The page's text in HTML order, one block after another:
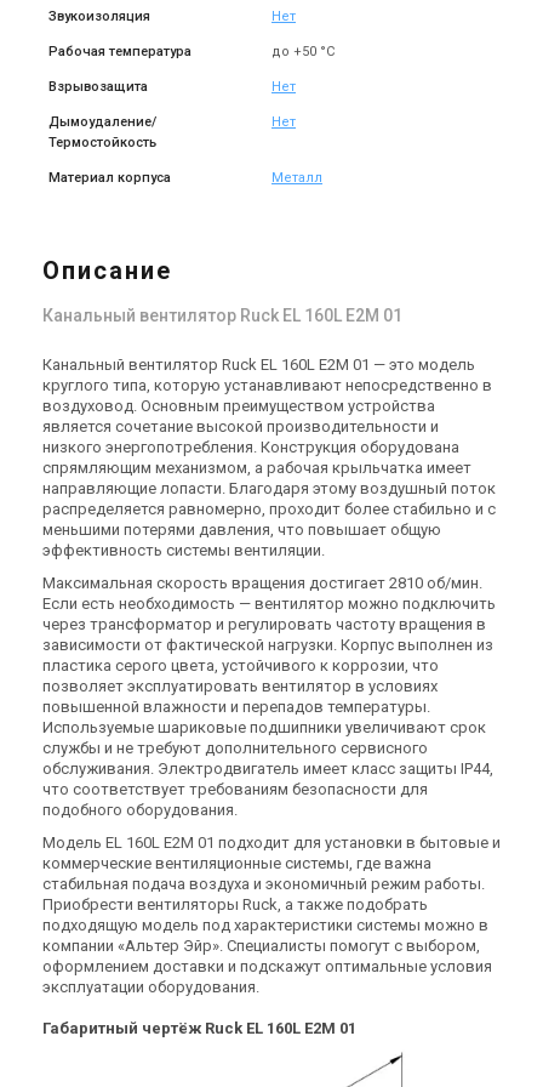
Купить
EL 450 EC 01
120 567 грн 147 032 грн 149 701 грн 182 562 грн
Нет в наличии Оставить отзыв
Германия
EL 560 EC 01
Цена
170 053 грн207 381 грн
Купить
Нет в наличии Оставить отзыв
Германия
EL 630 EC 01
Цена
181 792 грн221 697 грн
Купить
Нет в наличии Оставить отзыв
Акция
Германия
Канальный вентилятор Ruck
EL 710 EC 01
Цена
224 594 грн273 895 грн
Купить
В наличии (1)
Акция
Германия
Канальный вентилятор Ruck
EL 250 E2 01
Цена
19 667 грн23 983 грн
Оставить отзыв
Звукоизоляция Нет
Рабочая температура до +50 °C
Взрывозащита Нет
Дымоудаление/
Термостойкость
Нет
Материал корпуса Металл
Описание
Канальный вентилятор Ruck EL 160L E2M 01
Канальный вентилятор Ruck EL 160L E2M 01 — это модель
круглого типа, которую устанавливают непосредственно в
воздуховод. Основным преимуществом устройства
является сочетание высокой производительности и
низкого энергопотребления. Конструкция оборудована
спрямляющим механизмом, а рабочая крыльчатка имеет
направляющие лопасти. Благодаря этому воздушный поток
распределяется равномерно, проходит более стабильно и с
меньшими потерями давления, что повышает общую
эффективность системы вентиляции.
Максимальная скорость вращения достигает 2810 об/мин.
Если есть необходимость — вентилятор можно подключить
через трансформатор и регулировать частоту вращения в
зависимости от фактической нагрузки. Корпус выполнен из
пластика серого цвета, устойчивого к коррозии, что
позволяет эксплуатировать вентилятор в условиях
повышенной влажности и перепадов температуры.
Используемые шариковые подшипники увеличивают срок
службы и не требуют дополнительного сервисного
обслуживания. Электродвигатель имеет класс защиты IP44,
что соответствует требованиям безопасности для
подобного оборудования.
Модель EL 160L E2M 01 подходит для установки в бытовые и
коммерческие вентиляционные системы, где важна
стабильная подача воздуха и экономичный режим работы.
Приобрести вентиляторы Ruck, а также подобрать
подходящую модель под характеристики системы можно в
компании «Альтер Эйр». Специалисты помогут с выбором,
оформлением доставки и подскажут оптимальные условия
эксплуатации оборудования.
Габаритный чертёж Ruck EL 160L E2M 01